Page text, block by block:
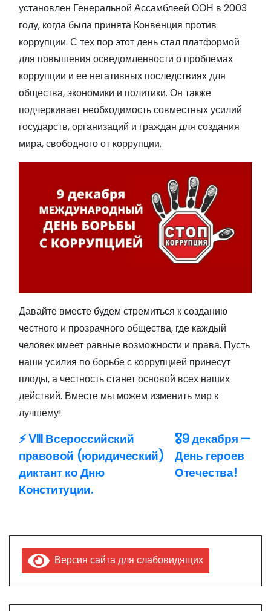
установлен Генеральной Ассамблеей ООН в 2003
году, когда была принята Конвенция против
коррупции. С тех пор этот день стал платформой
для повышения осведомленности о проблемах
коррупции и ее негативных последствиях для
общества, экономики и политики. Он также
подчеркивает необходимость совместных усилий
государств, организаций и граждан для создания
мира, свободного от коррупции.
Давайте вместе будем стремиться к созданию
честного и прозрачного общества, где каждый
человек имеет равные возможности и права. Пусть
наши усилия по борьбе с коррупцией принесут
плоды, а честность станет основой всех наших
действий. Вместе мы можем изменить мир к
лучшему!
Н
а
в
г
а
🎖9 декабря —
День героев
Отечества!
⚡ VIII Всероссийский
правовой (юридический)
диктант ко Дню
Конституции.
Версия сайта для слабовидящих